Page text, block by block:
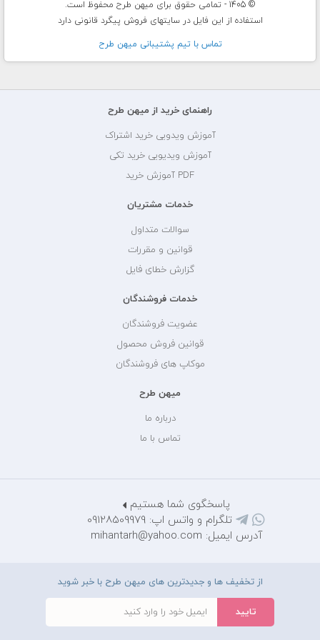
© 1405 - تمامی حقوق برای میهن طرح محفوظ است.
استفاده از این فایل در سایتهای فروش پیگرد قانونی دارد
تماس با تيم پشتيبانی ميهن طرح
راهنمای خرید از میهن طرح
آموزش ویدویی خرید اشتراک
آموزش ویدیویی خرید تکی
PDF آموزش خرید
خدمات مشتریان
سوالات متداول
قوانین و مقررات
گزارش خطای فایل
خدمات فروشندگان
عضویت فروشندگان
قوانین فروش محصول
موکاپ های فروشندگان
میهن طرح
درباره ما
تماس با ما
پاسخگوی شما هستیم
تلگرام و واتس اپ: 09128509979
آدرس ایمیل: mihantarh@yahoo.com
از تخفیف ها و جدیدترین های میهن طرح با خبر شوید